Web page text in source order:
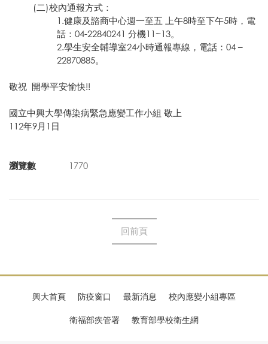
(二)校內通報方式：
1.健康及諮商中心週一至五 上午8時至下午5時，電
話：04-22840241 分機11~13。
2.學生安全輔導室24小時通報專線，電話：04 –
22870885。
敬祝 開學平安愉快!!
國立中興大學傳染病緊急應變工作小組 敬上
112年9月1日
瀏覽數 1770
回前頁
興大首頁 防疫窗口 最新消息 校內應變小組專區
衛福部疾管署 教育部學校衛生網